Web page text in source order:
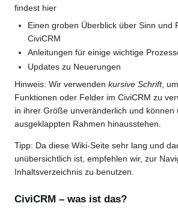
findest hier
Einen groben Überblick über Sinn und
CiviCRM
Anleitungen für einige wichtige
Updates zu Neuerungen
Hinweis: Wir verwenden kursive Schrift,
Funktionen oder Felder im CiviCRM zu
in ihrer Größe unveränderlich und können
ausgeklappten Rahmen hinausstehen.
Tipp: Da diese Wiki-Seite sehr lang und
unübersichtlich ist, empfehlen wir, zur
Inhaltsverzeichnis zu benutzen.
CiviCRM – was ist das?